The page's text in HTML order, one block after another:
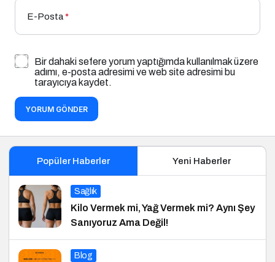
E-Posta*
Bir dahaki sefere yorum yaptığımda kullanılmak üzere
adımı, e-posta adresimi ve web site adresimi bu
tarayıcıya kaydet.
YORUM GÖNDER
Popüler Haberler Yeni Haberler
Sağlık
Kilo Vermek mi, Yağ Vermek mi? Aynı Şey
Sanıyoruz Ama Değil!
Blog